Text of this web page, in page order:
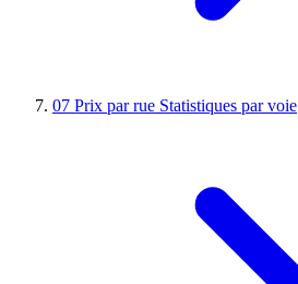
07 Prix par rue Statistiques par voie